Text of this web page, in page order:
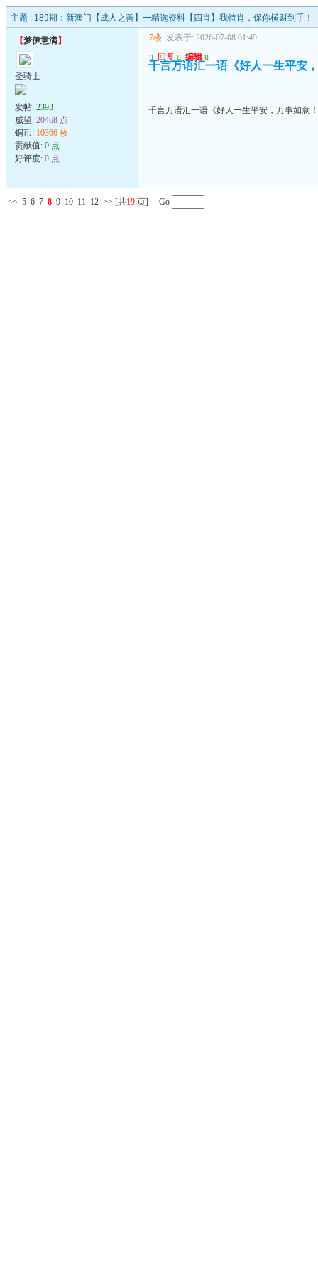
主题 : 189期：新澳门【成人之善】━精选资料【四肖】我特肖，保你横财到手！
【梦伊意满】
圣骑士
发帖: 2393
威望: 20468 点
铜币: 10366 枚
贡献值: 0 点
好评度: 0 点
7楼 发表于: 2026-07-08 01:49
u 回复 u 编辑 u
千言万语汇一语《好人一生平安
千言万语汇一语《好人一生平安，万事如意！
<< 5 6 7 8 9 10 11 12 >> [共19 页] Go